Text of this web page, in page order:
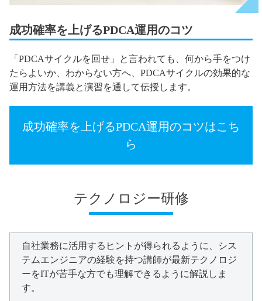
成功確率を上げるPDCA運用のコツ
「PDCAサイクルを回せ」と言われても、何から手をつけ
たらよいか、わからない方へ、PDCAサイクルの効果的な
運用方法を講義と演習を通して伝授します。
成功確率を上げるPDCA運用のコツはこち
ら
テクノロジー研修
自社業務に活用するヒントが得られるように、シス
テムエンジニアの経験を持つ講師が最新テクノロジ
ーをITが苦手な方でも理解できるように解説しま
す。